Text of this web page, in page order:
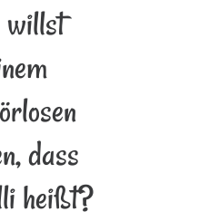
dass
heißt?